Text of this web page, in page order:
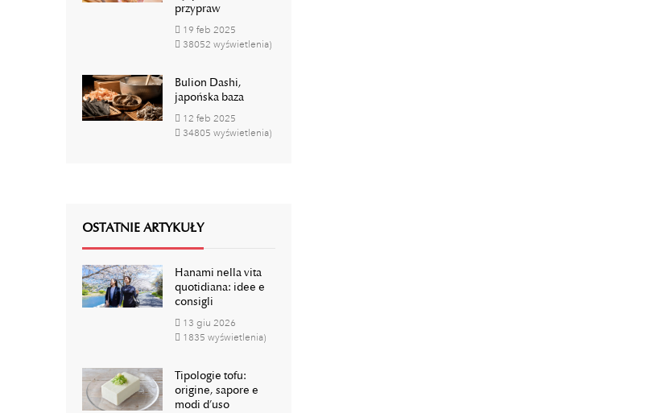
przypraw
19 feb 2025
38052 wyświetlenia)
Bulion Dashi,
japońska baza
12 feb 2025
34805 wyświetlenia)
OSTATNIE ARTYKUŁY
Hanami nella vita
quotidiana: idee e
consigli
13 giu 2026
1835 wyświetlenia)
Tipologie tofu:
origine, sapore e
modi d’uso